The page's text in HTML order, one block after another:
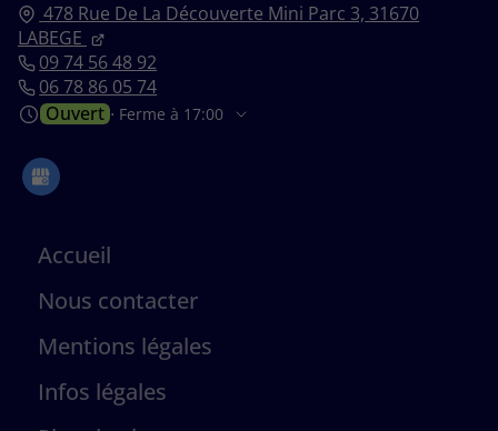
478 Rue De La Découverte Mini Parc 3, 31670
LABEGE
09 74 56 48 92
06 78 86 05 74
Ouvert ⋅ Ferme à 17:00
Accueil
Nous contacter
Mentions légales
Infos légales